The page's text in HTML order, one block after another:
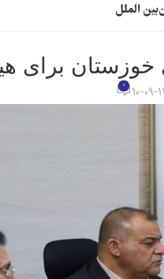
بین الملل
خوزستان برای
0